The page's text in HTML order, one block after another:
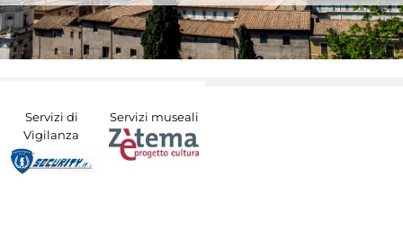
Servizi di
Vigilanza
Servizi museali